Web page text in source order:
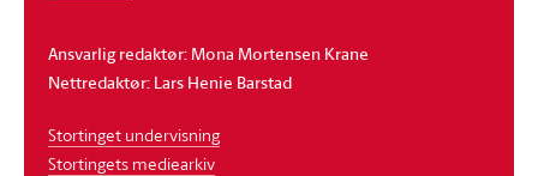
Ansvarlig redaktør: Mona Mortensen Krane
Nettredaktør: Lars Henie Barstad
Stortinget undervisning
Stortingets mediearkiv